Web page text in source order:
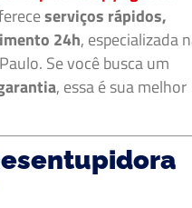
serviços rápidos,
24h, especializada
Se você busca um
, essa é sua melhor